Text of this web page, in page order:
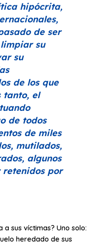
hipócrita,
de ser
su
su
de los que
tanto, el
de todos
de miles
mutilados,
algunos
retenidos por
sus víctimas? Uno solo:
heredado de sus